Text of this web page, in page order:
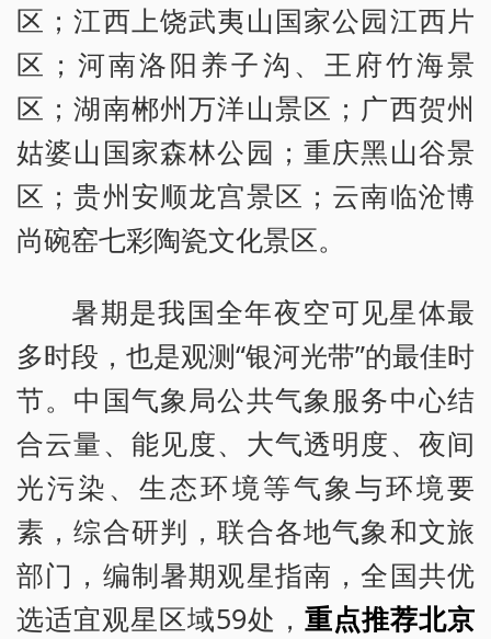
区；江西上饶武夷山国家公园江西片
区；河南洛阳养子沟、王府竹海景
区；湖南郴州万洋山景区；广西贺州
姑婆山国家森林公园；重庆黑山谷景
区；贵州安顺龙宫景区；云南临沧博
尚碗窑七彩陶瓷文化景区。
暑期是我国全年夜空可见星体最
多时段，也是观测“银河光带”的最佳时
节。中国气象局公共气象服务中心结
合云量、能见度、大气透明度、夜间
光污染、生态环境等气象与环境要
素，综合研判，联合各地气象和文旅
部门，编制暑期观星指南，全国共优
选适宜观星区域59处， 重点推荐北京